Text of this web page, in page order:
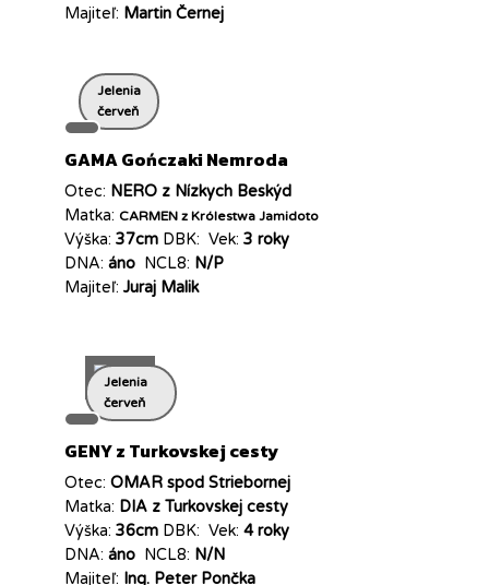
Majiteľ: Martin Černej
Jelenia
červeň
GAMA Gończaki Nemroda
Otec: NERO z Nízkych Beskýd
Matka: CARMEN z Królestwa Jamidoto
Výška: 37cm DBK: Vek: 3 roky
DNA: áno NCL8: N/P
Majiteľ: Juraj Malik
Jelenia
červeň
GENY z Turkovskej cesty
Otec: OMAR spod Striebornej
Matka: DIA z Turkovskej cesty
Výška: 36cm DBK: Vek: 4 roky
DNA: áno NCL8: N/N
Majiteľ: Ing. Peter Pončka